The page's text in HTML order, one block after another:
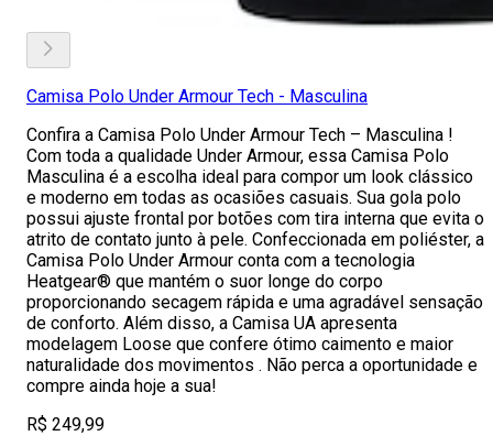
Camisa Polo Under Armour Tech - Masculina
Confira a Camisa Polo Under Armour Tech – Masculina !
Com toda a qualidade Under Armour, essa Camisa Polo
Masculina é a escolha ideal para compor um look clássico
e moderno em todas as ocasiões casuais. Sua gola polo
possui ajuste frontal por botões com tira interna que evita o
atrito de contato junto à pele. Confeccionada em poliéster, a
Camisa Polo Under Armour conta com a tecnologia
Heatgear® que mantém o suor longe do corpo
proporcionando secagem rápida e uma agradável sensação
de conforto. Além disso, a Camisa UA apresenta
modelagem Loose que confere ótimo caimento e maior
naturalidade dos movimentos . Não perca a oportunidade e
compre ainda hoje a sua!
R$ 249,99